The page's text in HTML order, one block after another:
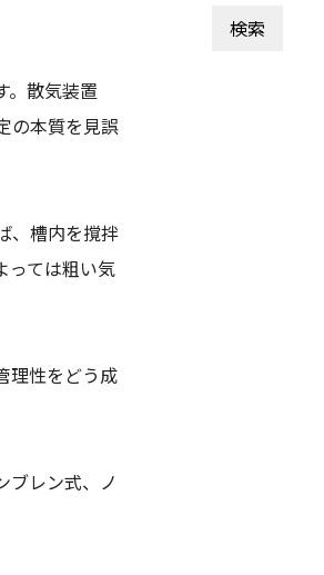
。散気装置
の本質を見誤
、槽内を撹拌
っては粗い気
理性をどう成
ブレン式、ノ